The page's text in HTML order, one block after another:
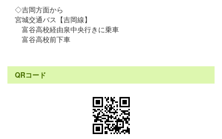
◇吉岡方面から
宮城交通バス【吉岡線】
富谷高校経由泉中央行きに乗車
富谷高校前下車
QRコード